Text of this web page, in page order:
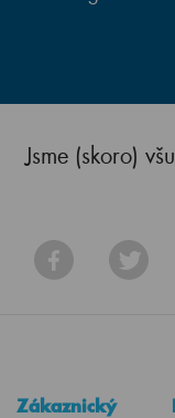
Jsme (skoro)
Zákaznický